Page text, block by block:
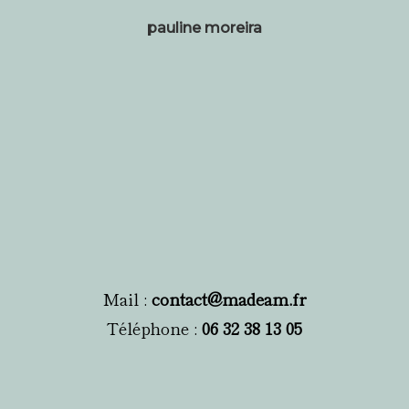
pauline moreira
Mail : contact@madeam.fr
Téléphone : 06 32 38 13 05